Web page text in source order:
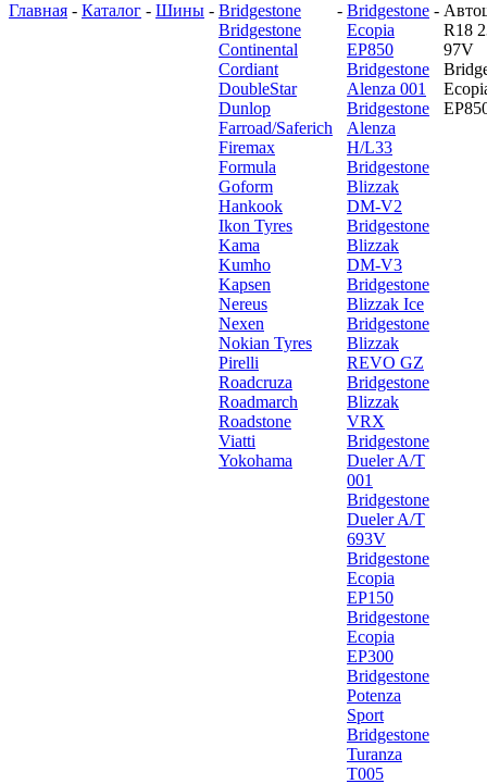
Главная - Каталог - Шины - Bridgestone
Bridgestone
Continental
Cordiant
DoubleStar
Dunlop
Farroad/Saferich
Firemax
Formula
Goform
Hankook
Ikon Tyres
Kama
Kumho
Kapsen
Nereus
Nexen
Nokian Tyres
Pirelli
Roadcruza
Roadmarch
Roadstone
Viatti
Yokohama
- Bridgestone
Ecopia
EP850
Bridgestone
Alenza 001
Bridgestone
Alenza
H/L33
Bridgestone
Blizzak
DM-V2
Bridgestone
Blizzak
DM-V3
Bridgestone
Blizzak Ice
Bridgestone
Blizzak
REVO GZ
Bridgestone
Blizzak
VRX
Bridgestone
Dueler A/T
001
Bridgestone
Dueler A/T
693V
Bridgestone
Ecopia
EP150
Bridgestone
Ecopia
EP300
Bridgestone
Potenza
Sport
Bridgestone
Turanza
T005
-
R18
97V